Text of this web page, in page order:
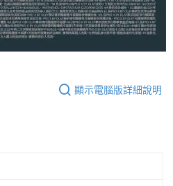
顯示電腦版詳細說明